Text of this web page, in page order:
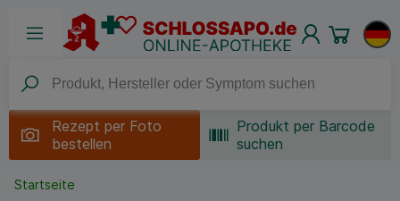
Rezept per Foto
bestellen
Produkt per Barcode
suchen
Startseite